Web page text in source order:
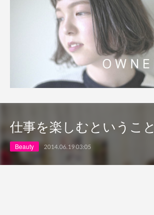
仕事を楽しむということ
Beauty 2014.06.19 03:05